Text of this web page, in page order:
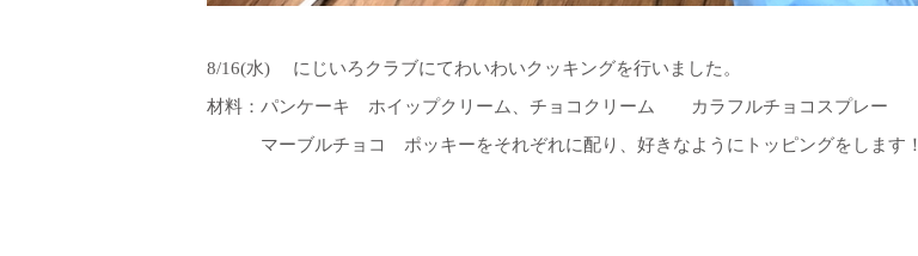
8/16(水) にじいろクラブにてわいわいクッキングを行いました。
材料：パンケーキ ホイップクリーム、チョコクリーム カラフルチョコスプレー
マーブルチョコ ポッキーをそれぞれに配り、好きなようにトッピングをします！